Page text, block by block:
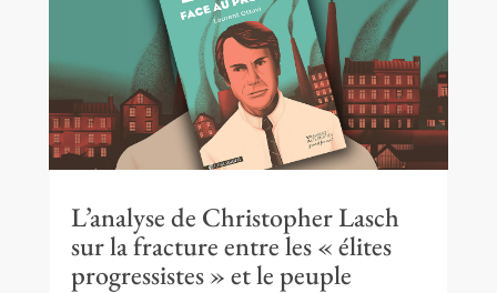
L’analyse de Christopher Lasch
sur la fracture entre les « élites
progressistes » et le peuple